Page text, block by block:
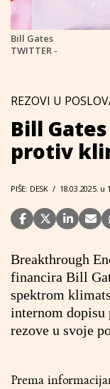
Bill Gates
TWITTER -
REZOVI U
Bill
protiv
PIŠE: DESK / 18.03.2025. u
Breakthrough
financira Bill
spektrom
internom dopisu
rezove u svoje
Prema